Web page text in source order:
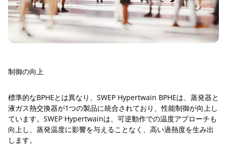
制御の向上
標準的なBPHEとは異なり、SWEP Hypertwain BPHEは、蒸発器と
液ガス熱交換器が1つの製品に統合されており、性能制御が向上し
ています。SWEP Hypertwainは、可逆動作での温度アプローチも
向上し、蒸発温度に影響を与えることなく、高い過熱度を生み出
します。